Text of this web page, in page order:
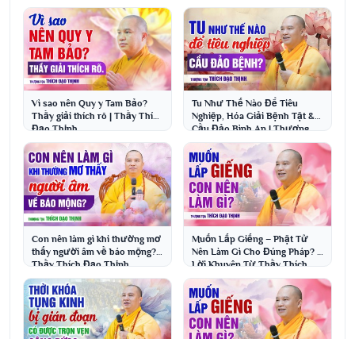
Vì sao nên Quy y Tam Bảo?
Thầy giải thích rõ | Thầy Thích
Đạo Thịnh
Tu Như Thế Nào Để Tiêu
Nghiệp, Hóa Giải Bệnh Tật &
Cầu Đảo Bình An | Thượng
Tọa Thích Đạo Thịnh
Con nên làm gì khi thường mơ
thấy người âm về báo mộng? |
Thầy Thích Đạo Thịnh
Muốn Lấp Giếng – Phật Tử
Nên Làm Gì Cho Đúng Pháp? |
Lời Khuyên Từ Thầy Thích
Đạo Thịnh